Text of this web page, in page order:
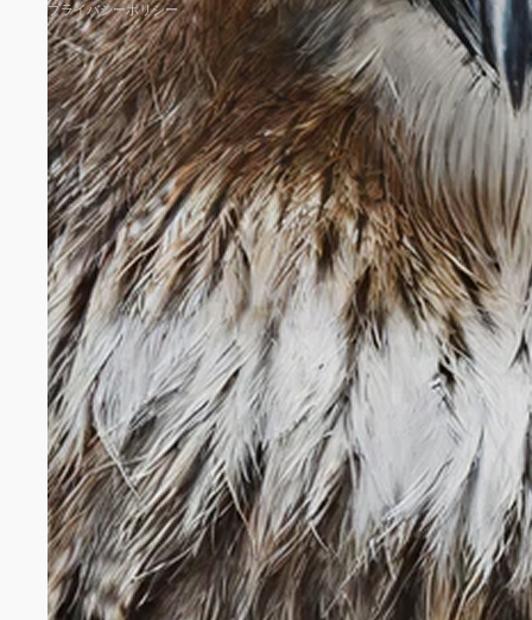
プライバシーポリシー